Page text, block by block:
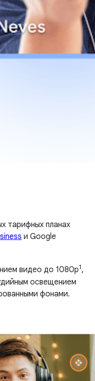
тарифных планах
и Google
видео до 1080p1,
освещением
фонами.